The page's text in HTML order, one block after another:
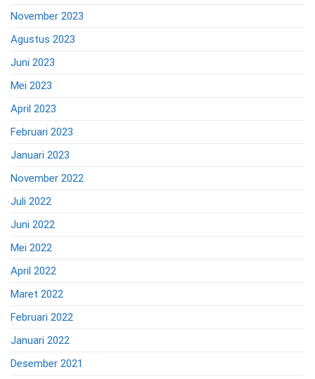
November 2023
Agustus 2023
Juni 2023
Mei 2023
April 2023
Februari 2023
Januari 2023
November 2022
Juli 2022
Juni 2022
Mei 2022
April 2022
Maret 2022
Februari 2022
Januari 2022
Desember 2021